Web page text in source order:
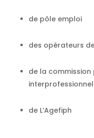
de pôle emploi
des opérateurs
de la
de L’Agefiph